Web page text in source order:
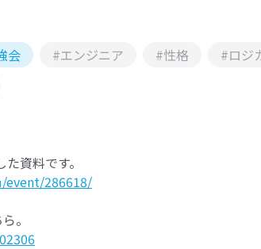
会 #エンジニア #性格
#ロジ
資料です。
event/286618/
。